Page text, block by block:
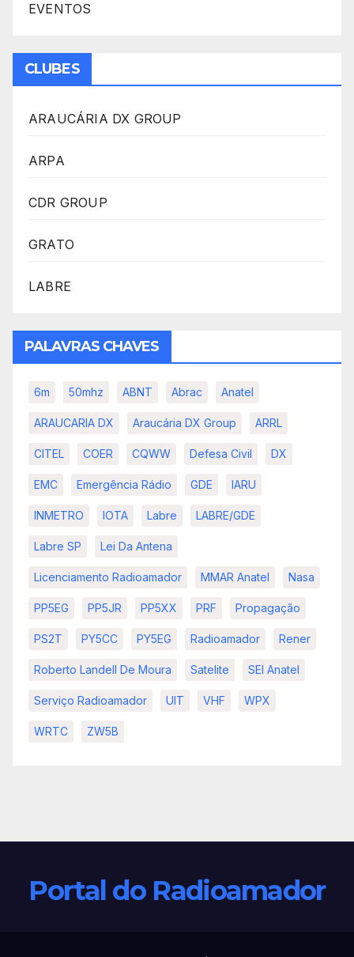
EVENTOS
CLUBES
ARAUCÁRIA DX GROUP
ARPA
CDR GROUP
GRATO
LABRE
PALAVRAS CHAVES
6m 50mhz ABNT Abrac Anatel
ARAUCARIA DX Araucária DX Group ARRL
CITEL COER CQWW Defesa Civil DX
EMC Emergência Rádio GDE IARU
INMETRO IOTA Labre LABRE/GDE
Labre SP Lei Da Antena
Licenciamento Radioamador MMAR Anatel Nasa
PP5EG PP5JR PP5XX PRF Propagação
PS2T PY5CC PY5EG Radioamador Rener
Roberto Landell De Moura Satelite SEI Anatel
Serviço Radioamador UIT VHF WPX
WRTC ZW5B
Portal do Radioamador